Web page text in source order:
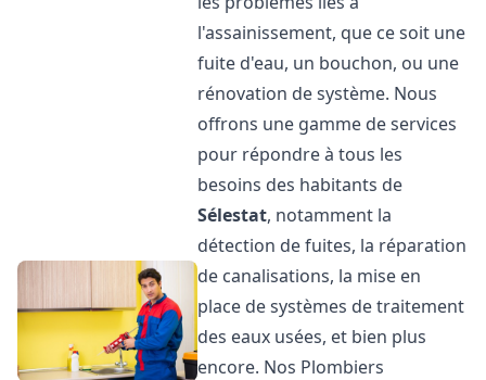
l'assainissement, que ce soit une
fuite d'eau, un bouchon, ou une
rénovation de système. Nous
offrons une gamme de services
pour répondre à tous les
besoins des habitants de
Sélestat, notamment la
détection de fuites, la réparation
de canalisations, la mise en
place de systèmes de traitement
des eaux usées, et bien plus
encore. Nos Plombiers